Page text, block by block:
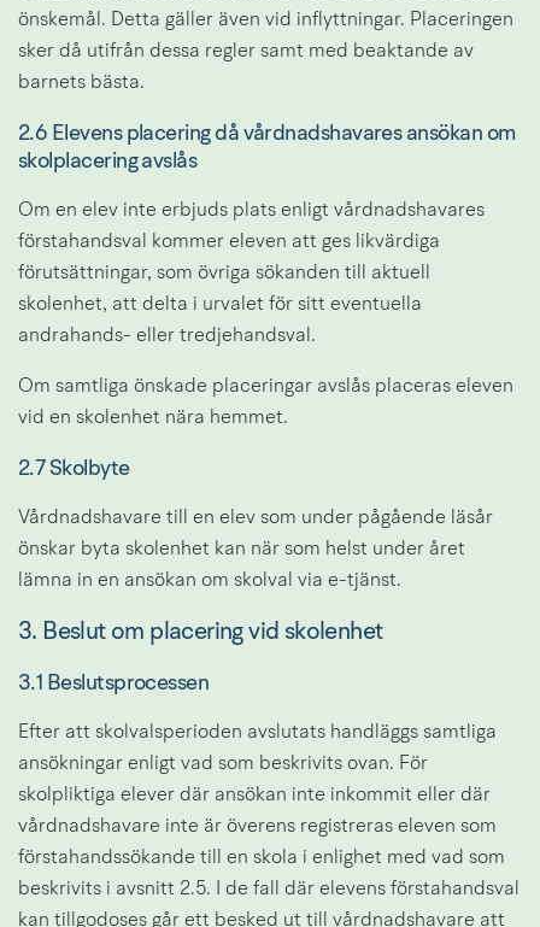
önskemål. Detta gäller även vid inflyttningar. Placeringen
sker då utifrån dessa regler samt med beaktande av
barnets bästa.
2.6 Elevens placering då vårdnadshavares ansökan om
skolplacering avslås
Om en elev inte erbjuds plats enligt vårdnadshavares
förstahandsval kommer eleven att ges likvärdiga
förutsättningar, som övriga sökanden till aktuell
skolenhet, att delta i urvalet för sitt eventuella
andrahands- eller tredjehandsval.
Om samtliga önskade placeringar avslås placeras eleven
vid en skolenhet nära hemmet.
2.7 Skolbyte
Vårdnadshavare till en elev som under pågående läsår
önskar byta skolenhet kan när som helst under året
lämna in en ansökan om skolval via e-tjänst.
3. Beslut om placering vid skolenhet
3.1 Beslutsprocessen
Efter att skolvalsperioden avslutats handläggs samtliga
ansökningar enligt vad som beskrivits ovan. För
skolpliktiga elever där ansökan inte inkommit eller där
vårdnadshavare inte är överens registreras eleven som
förstahandssökande till en skola i enlighet med vad som
beskrivits i avsnitt 2.5. I de fall där elevens förstahandsval
kan tillgodoses går ett besked ut till vårdnadshavare att